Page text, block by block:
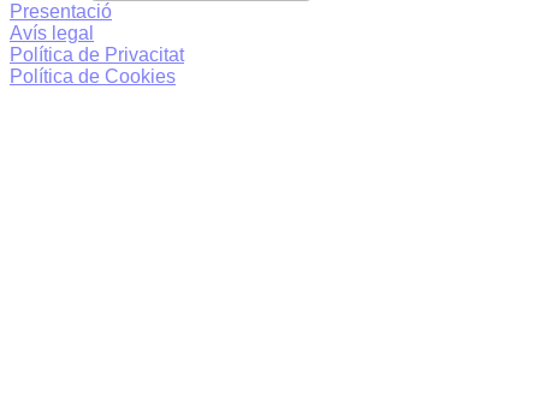
Presentació
Avís legal
Política de Privacitat
Política de Cookies